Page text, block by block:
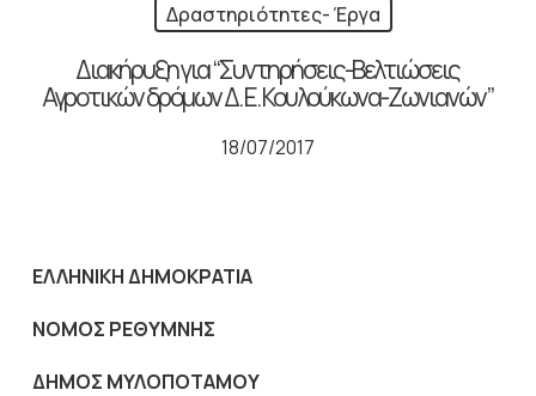
Δραστηριότητες- Έργα
Διακήρυξη για “Συντηρήσεις-Βελτιώσεις
Αγροτικών δρόμων Δ. Ε. Κουλούκωνα-Ζωνιανών”
18/07/2017
ΕΛΛΗΝΙΚΗ ΔΗΜΟΚΡΑΤΙΑ
ΝΟΜΟΣ ΡΕΘΥΜΝΗΣ
ΔΗΜΟΣ ΜΥΛΟΠΟΤΑΜΟΥ